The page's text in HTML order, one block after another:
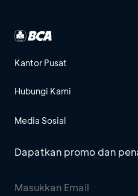
Kantor Pusat
Hubungi Kami
Media Sosial
Dapatkan promo dan